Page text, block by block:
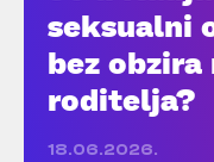
seksualni
bez
roditelja?
18.06.2026.